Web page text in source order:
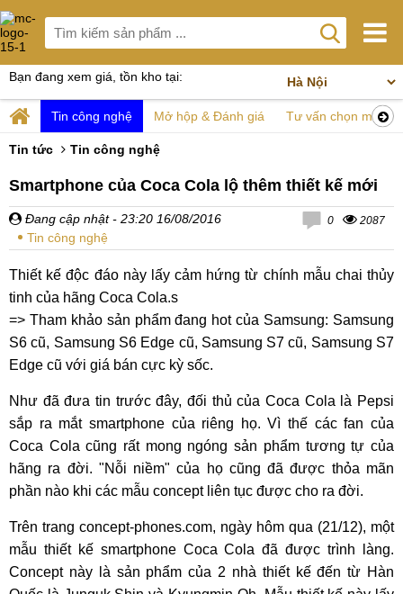
Bạn đang xem giá, tồn kho tại:
Tin công nghệ Mở hộp & Đánh giá Tư vấn chọn mua
Tin tức Tin công nghệ
Smartphone của Coca Cola lộ thêm thiết kế mới
Đang cập nhật - 23:20 16/08/2016
Tin công nghệ
0 2087
Thiết kế độc đáo này lấy cảm hứng từ chính mẫu chai thủy
tinh của hãng Coca Cola.s
=> Tham khảo sản phẩm đang hot của Samsung: Samsung
S6 cũ, Samsung S6 Edge cũ, Samsung S7 cũ, Samsung S7
Edge cũ với giá bán cực kỳ sốc.
Như đã đưa tin trước đây, đối thủ của Coca Cola là Pepsi
sắp ra mắt smartphone của riêng họ. Vì thế các fan của
Coca Cola cũng rất mong ngóng sản phẩm tương tự của
hãng ra đời. "Nỗi niềm" của họ cũng đã được thỏa mãn
phần nào khi các mẫu concept liên tục được cho ra đời.
Trên trang concept-phones.com, ngày hôm qua (21/12), một
mẫu thiết kế smartphone Coca Cola đã được trình làng.
Concept này là sản phẩm của 2 nhà thiết kế đến từ Hàn